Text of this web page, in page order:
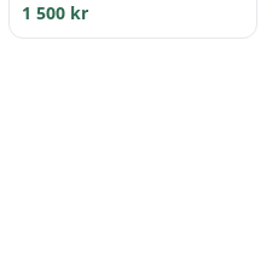
1 500 kr